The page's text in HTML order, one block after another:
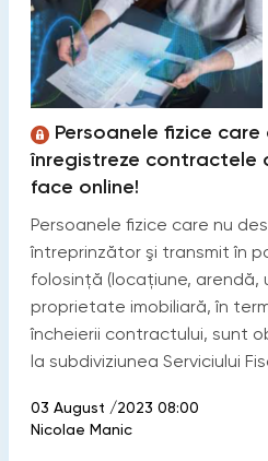
Persoanele fizice
înregistreze contractele
face online!
Persoanele fizice care nu
întreprinzător şi transmit în
folosinţă (locaţiune, arendă,
proprietate imobiliară, în
încheierii contractului, sunt
la subdiviziunea Serviciului
03 August /2023 08:00
Nicolae Manic